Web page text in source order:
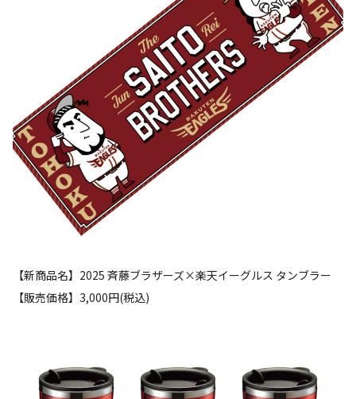
【新商品名】2025 斉藤ブラザーズ×楽天イーグルス タンブラー
【販売価格】3,000円(税込)